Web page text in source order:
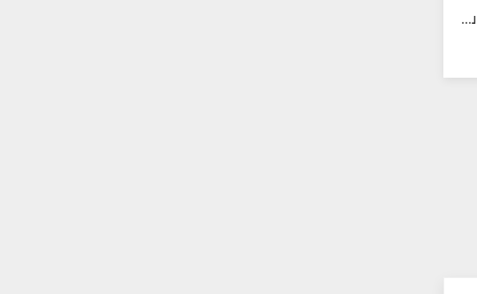
كيف تقوم بتجديد شهادة الجيلبريك من هاتفك ودون استخدام الكمبيوتر